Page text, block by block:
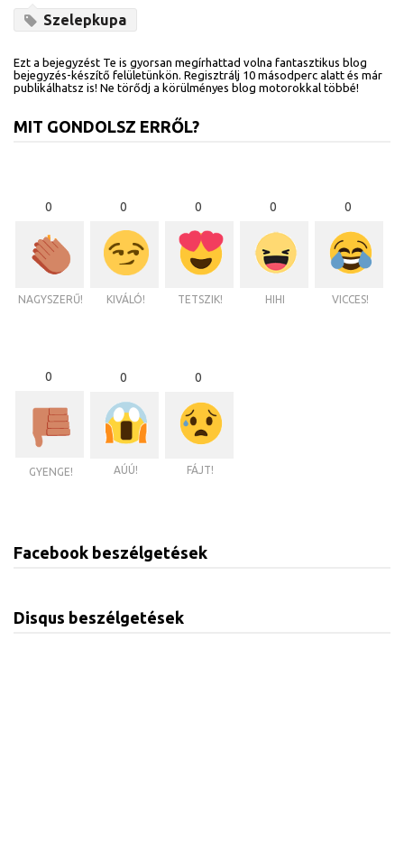
Szelepkupa
Ezt a bejegyzést Te is gyorsan megírhattad volna fantasztikus blog
bejegyzés-készítő felületünkön. Regisztrálj 10 másodperc alatt és már
publikálhatsz is! Ne törődj a körülményes blog motorokkal többé!
MIT GONDOLSZ ERRŐL?
0
NAGYSZERŰ!
0
KIVÁLÓ!
0
TETSZIK!
0
HIHI
0
VICCES!
0
GYENGE!
0
AÚÚ!
0
FÁJT!
Facebook beszélgetések
Disqus beszélgetések